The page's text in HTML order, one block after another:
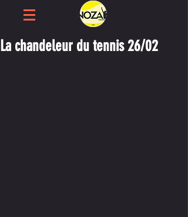
La chandeleur du tennis 26/02